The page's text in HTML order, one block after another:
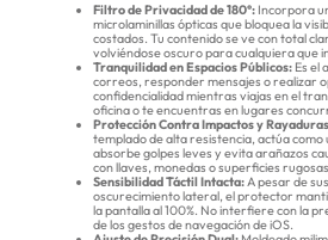
Filtro de Privacidad de 180°: Incorpora
microlaminillas ópticas que bloquea la
costados. Tu contenido se ve con total
volviéndose oscuro para cualquiera que
Tranquilidad en Espacios Públicos: Es el
correos, responder mensajes o realizar
confidencialidad mientras viajas en el
oficina o te encuentras en lugares
Protección Contra Impactos y
templado de alta resistencia, actúa como
absorbe golpes leves y evita arañazos
con llaves, monedas o superficies
Sensibilidad Táctil Intacta:A pesar de
oscurecimiento lateral, el protector
la pantalla al 100%. No interfiere con la
de los gestos de navegación de iOS.